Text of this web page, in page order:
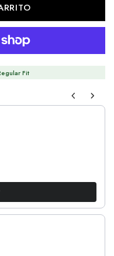
Fit
to navigate through